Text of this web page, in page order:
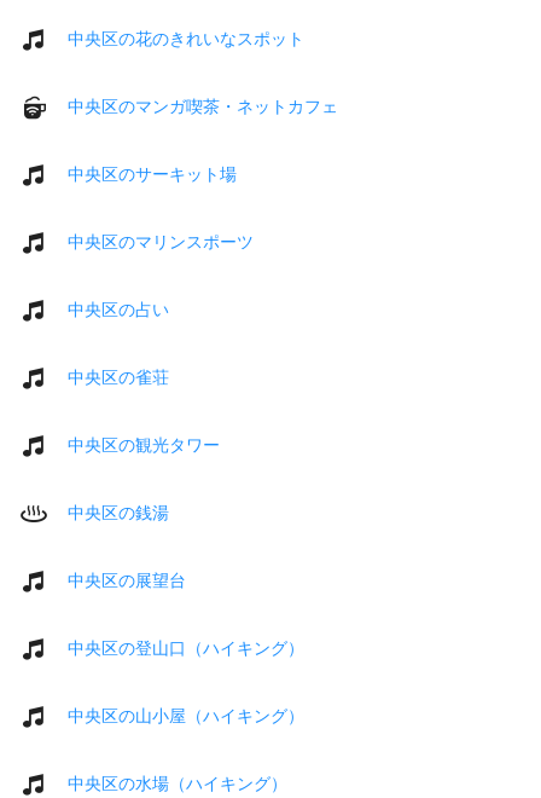
中央区の花のきれいなスポット
中央区のマンガ喫茶・ネットカフェ
中央区のサーキット場
中央区のマリンスポーツ
中央区の占い
中央区の雀荘
中央区の観光タワー
中央区の銭湯
中央区の展望台
中央区の登山口（ハイキング）
中央区の山小屋（ハイキング）
中央区の水場（ハイキング）